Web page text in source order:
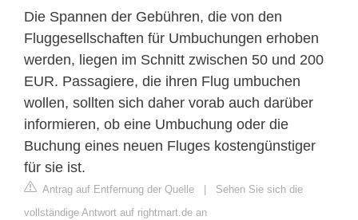
Die Spannen der Gebühren, die von den
Fluggesellschaften für Umbuchungen erhoben
werden, liegen im Schnitt zwischen 50 und 200
EUR. Passagiere, die ihren Flug umbuchen
wollen, sollten sich daher vorab auch darüber
informieren, ob eine Umbuchung oder die
Buchung eines neuen Fluges kostengünstiger
für sie ist.
Antrag auf Entfernung der Quelle
Sehen Sie sich die
vollständige Antwort auf rightmart.de an